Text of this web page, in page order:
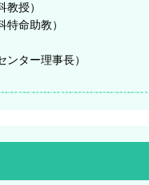
授）
命助教）
ター理事長）